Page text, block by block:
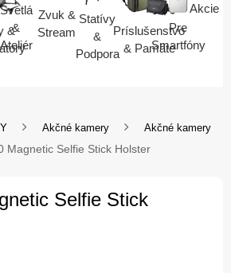
&
Svetlá
&
Ateliér
Zvuk &
Stream
Statívy
&
Podpora
Príslušenstvo
& Pamäte
Pre
Smartfóny
Akcie
Akčné kamery
Akčné kamery
Magnetic Selfie Stick Holster
Selfie Stick